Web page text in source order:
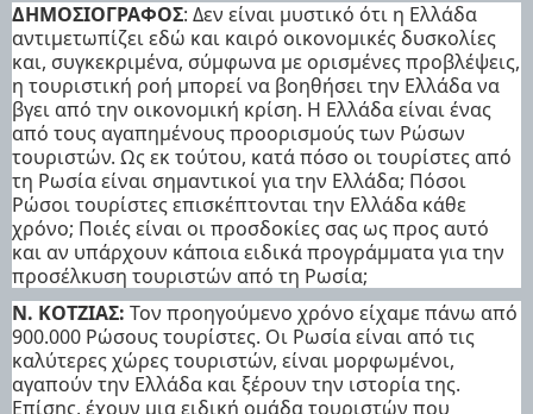
ΔΗΜΟΣΙΟΓΡΑΦΟΣ: Δεν είναι μυστικό ότι η Ελλάδα
αντιμετωπίζει εδώ και καιρό οικονομικές δυσκολίες
και, συγκεκριμένα, σύμφωνα με ορισμένες προβλέψεις,
η τουριστική ροή μπορεί να βοηθήσει την Ελλάδα να
βγει από την οικονομική κρίση. Η Ελλάδα είναι ένας
από τους αγαπημένους προορισμούς των Ρώσων
τουριστών. Ως εκ τούτου, κατά πόσο οι τουρίστες από
τη Ρωσία είναι σημαντικοί για την Ελλάδα; Πόσοι
Ρώσοι τουρίστες επισκέπτονται την Ελλάδα κάθε
χρόνο; Ποιές είναι οι προσδοκίες σας ως προς αυτό
και αν υπάρχουν κάποια ειδικά προγράμματα για την
προσέλκυση τουριστών από τη Ρωσία;
Ν. ΚΟΤΖΙΑΣ: Τον προηγούμενο χρόνο είχαμε πάνω από
900.000 Ρώσους τουρίστες. Οι Ρωσία είναι από τις
καλύτερες χώρες τουριστών, είναι μορφωμένοι,
αγαπούν την Ελλάδα και ξέρουν την ιστορία της.
Επίσης, έχουν μια ειδική ομάδα τουριστών που